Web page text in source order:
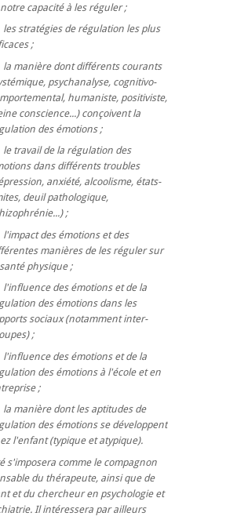
capacité à les réguler ;
les stratégies de régulation les plus
;
la manière dont différents courants
psychanalyse, cognitivo-
humaniste, positiviste,
conscience...) conçoivent la
des émotions ;
le travail de la régulation des
dans différents troubles
anxiété, alcoolisme, états-
deuil pathologique,
;
l'impact des émotions et des
manières de les réguler sur
physique ;
l'influence des émotions et de la
des émotions dans les
sociaux (notamment inter-
;
l'influence des émotions et de la
des émotions à l'école et en
;
la manière dont les aptitudes de
des émotions se développent
l'enfant (typique et atypique).
s'imposera comme le compagnon
du thérapeute, ainsi que de
et du chercheur en psychologie et
Il intéressera par ailleurs